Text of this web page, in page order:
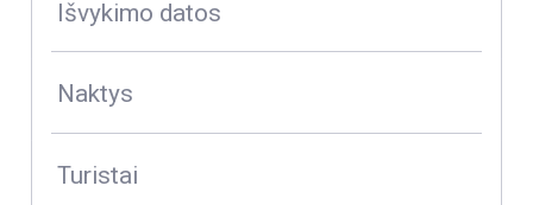
Išvykimo datos
Naktys
Turistai